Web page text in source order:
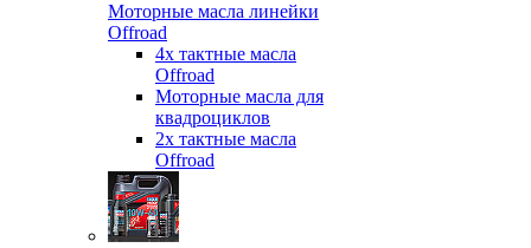
Моторные масла линейки
Offroad
4х тактные масла
Offroad
Моторные масла для
квадроциклов
2х тактные масла
Offroad